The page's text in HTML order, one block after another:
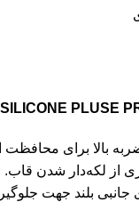
بالا برای محافظت
از لکه‌دار شدن قاب.
بلند جهت